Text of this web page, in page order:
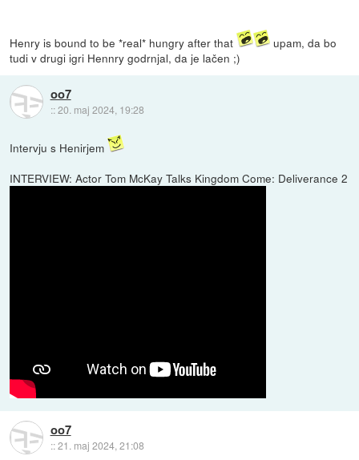
Henry is bound to be *real* hungry after that
upam, da bo
tudi v drugi igri Hennry godrnjal, da je lačen ;)
oo7
::20. maj 2024, 19:28
Intervju s Henirjem
INTERVIEW: Actor Tom McKay Talks Kingdom Come: Deliverance 2
oo7
::21. maj 2024, 21:08